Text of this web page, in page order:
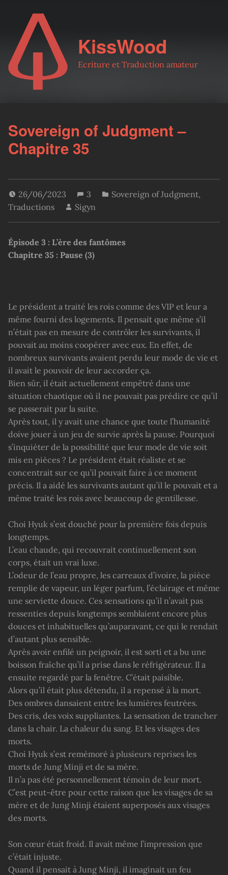
KissWood
Ecriture et Traduction amateur
Sovereign of Judgment –
Chapitre 35
26/06/2023 3 Sovereign of Judgment,
Traductions
Sigyn
Épisode 3 : L’ère des fantômes
Chapitre 35 : Pause (3)
Le président a traité les rois comme des VIP et leur a
même fourni des logements. Il pensait que même s’il
n’était pas en mesure de contrôler les survivants, il
pouvait au moins coopérer avec eux. En effet, de
nombreux survivants avaient perdu leur mode de vie et
il avait le pouvoir de leur accorder ça.
Bien sûr, il était actuellement empêtré dans une
situation chaotique où il ne pouvait pas prédire ce qu’il
se passerait par la suite.
Après tout, il y avait une chance que toute l’humanité
doive jouer à un jeu de survie après la pause. Pourquoi
s’inquiéter de la possibilité que leur mode de vie soit
mis en pièces ? Le président était réaliste et se
concentrait sur ce qu’il pouvait faire à ce moment
précis. Il a aidé les survivants autant qu’il le pouvait et a
même traité les rois avec beaucoup de gentillesse.
Choi Hyuk s’est douché pour la première fois depuis
longtemps.
L’eau chaude, qui recouvrait continuellement son
corps, était un vrai luxe.
L’odeur de l’eau propre, les carreaux d’ivoire, la pièce
remplie de vapeur, un léger parfum, l’éclairage et même
une serviette douce. Ces sensations qu’il n’avait pas
ressenties depuis longtemps semblaient encore plus
douces et inhabituelles qu’auparavant, ce qui le rendait
d’autant plus sensible.
Après avoir enfilé un peignoir, il est sorti et a bu une
boisson fraîche qu’il a prise dans le réfrigérateur. Il a
ensuite regardé par la fenêtre. C’était paisible.
Alors qu’il était plus détendu, il a repensé à la mort.
Des ombres dansaient entre les lumières feutrées.
Des cris, des voix suppliantes. La sensation de trancher
dans la chair. La chaleur du sang. Et les visages des
morts.
Choi Hyuk s’est remémoré à plusieurs reprises les
morts de Jung Minji et de sa mère.
Il n’a pas été personnellement témoin de leur mort.
C’est peut-être pour cette raison que les visages de sa
mère et de Jung Minji étaient superposés aux visages
des morts.
Son cœur était froid. Il avait même l’impression que
c’était injuste.
Quand il pensait à Jung Minji, il imaginait un feu